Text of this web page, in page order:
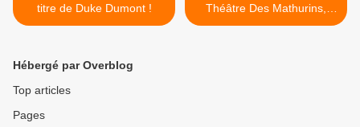
titre de Duke Dumont !
Théâtre Des Mathurins,
nous y étions ! >
Hébergé par Overblog
Top articles
Pages